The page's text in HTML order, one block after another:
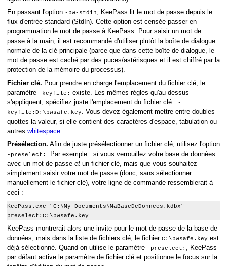
En passant l'option -pw-stdin, KeePass lit le mot de passe depuis le
flux d'entrée standard (StdIn). Cette option est censée passer en
programmation le mot de passe à KeePass. Pour saisir un mot de
passe à la main, il est recommandé d'utiliser plutôt la boîte de dialogue
normale de la clé principale (parce que dans cette boîte de dialogue, le
mot de passe est caché par des puces/astérisques et il est chiffré par la
protection de la mémoire du processus).
Fichier clé. Pour prendre en charge l'emplacement du fichier clé, le
paramètre -keyfile: existe. Les mêmes règles qu'au-dessus
s'appliquent, spécifiez juste l'emplacement du fichier clé : -
keyfile:D:\pwsafe.key. Vous devez également mettre entre doubles
quottes la valeur, si elle contient des caractères d'espace, tabulation ou
autres whitespace.
Présélection. Afin de juste présélectionner un fichier clé, utilisez l'option
-preselect: . Par exemple : si vous verrouillez votre base de données
avec un mot de passe et un fichier clé, mais que vous souhaitez
simplement saisir votre mot de passe (donc, sans sélectionner
manuellement le fichier clé), votre ligne de commande ressemblerait à
ceci :
KeePass.exe "C:\My Documents\MaBaseDeDonnees.kdbx" -
preselect:C:\pwsafe.key
KeePass montrerait alors une invite pour le mot de passe de la base de
données, mais dans la liste de fichiers clé, le fichier C:\pwsafe.key est
déjà sélectionné. Quand on utilise le paramètre -preselect: , KeePass
par défaut active le paramètre de fichier clé et positionne le focus sur la